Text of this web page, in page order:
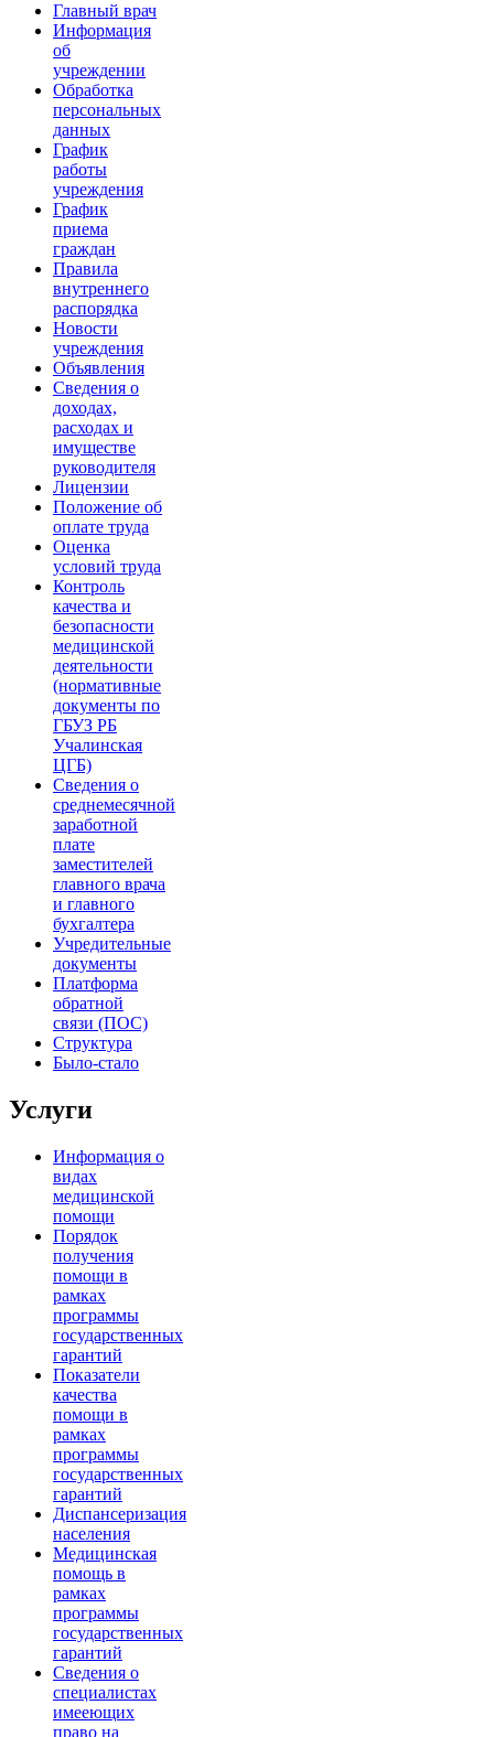
Главный врач
Информация
об
учреждении
Обработка
персональных
данных
График
работы
учреждения
График
приема
граждан
Правила
внутреннего
распорядка
Новости
учреждения
Объявления
Сведения о
доходах,
расходах и
имуществе
руководителя
Лицензии
Положение об
оплате труда
Оценка
условий труда
Контроль
качества и
безопасности
медицинской
деятельности
(нормативные
документы по
ГБУЗ РБ
Учалинская
ЦГБ)
Сведения о
среднемесячной
заработной
плате
заместителей
главного врача
и главного
бухгалтера
Учредительные
документы
Платформа
обратной
связи (ПОС)
Структура
Было-стало
Услуги
Информация о
видах
медицинской
помощи
Порядок
получения
помощи в
рамках
программы
государственных
гарантий
Показатели
качества
помощи в
рамках
программы
государственных
гарантий
Диспансеризация
населения
Медицинская
помощь в
рамках
программы
государственных
гарантий
Сведения о
специалистах
имееющих
право на